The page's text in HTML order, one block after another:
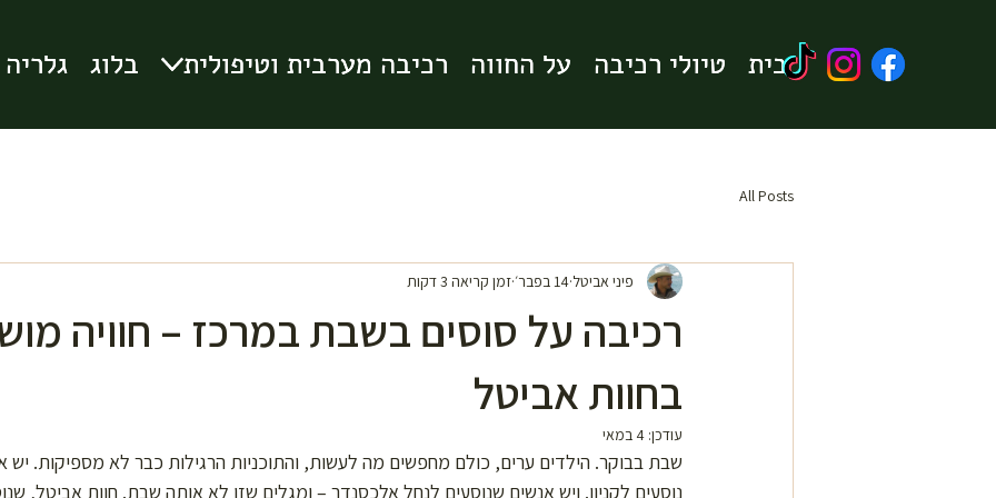
בית טיולי רכיבה על החווה רכיבה מערבית וטיפולית בלוג גלריה בית טיולי רכיבה על החווה רכיבה מערבית וטיפולית בלוג גלריה
All Posts
רכיבה על סוסים בשבת במרכז – חוויה
בחוות אביטל
פיני אביטל 14 בפבר׳ זמן קריאה 3 דקות
עודכן: 4 במאי
שבת בבוקר. הילדים ערים, כולם מחפשים מה לעשות, והתוכניות הרגילות כבר לא מספיקות. יש